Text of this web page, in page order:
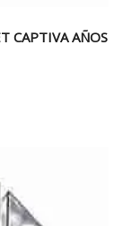
CAPTIVA AÑOS